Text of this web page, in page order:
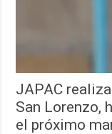
JAPAC
San Lorenzo,
el próximo